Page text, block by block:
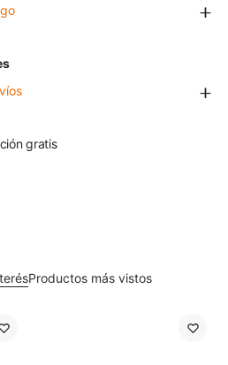
gratis
Productos más vistos